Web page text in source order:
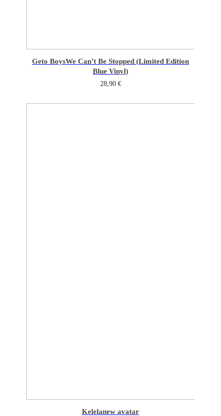
Geto BoysWe Can’t Be Stopped (Limited Edition
Blue Vinyl)
28,90 €
Kelelanew avatar